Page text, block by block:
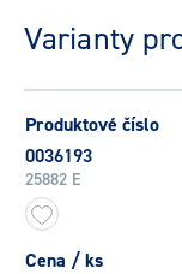
Varianty
Produktové číslo
0036193
25882 E
Cena / ks